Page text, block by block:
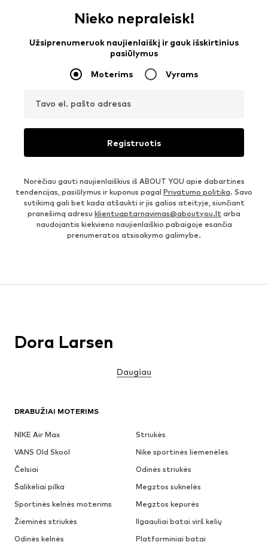
Nieko nepraleisk!
Užsiprenumeruok naujienlaiškį ir gauk išskirtinius
pasiūlymus
Moterims Vyrams
Tavo el. pašto adresas
Registruotis
Norėčiau gauti naujienlaiškius iš ABOUT YOU apie dabartines
tendencijas, pasiūlymus ir kuponus pagal Privatumo politika. Savo
sutikimą gali bet kada atšaukti ir jis galios ateityje, siunčiant
pranešimą adresu klientuaptarnavimas@aboutyou.lt arba
naudojantis kiekvieno naujienlaiškio pabaigoje esančia
prenumeratos atsisakymo galimybe.
DRABUŽIAI MOTERIMS
NIKE Air Max
Striukės
VANS Old Skool
Nike sportinės liemenėlės
Čelsiai
Odinės striukės
Šalikėliai pilka
Megztos suknelės
Sportinės kelnės moterims
Megztos kepurės
Žieminės striukės
Ilgaauliai batai virš kelių
Odinės kelnės
Platforminiai batai
Dora Larsen
Daugiau